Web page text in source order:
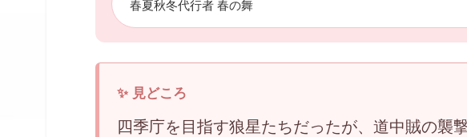
春夏秋冬代行者 春の舞
四季庁を目指す狼星たちだったが、道中賊の襲